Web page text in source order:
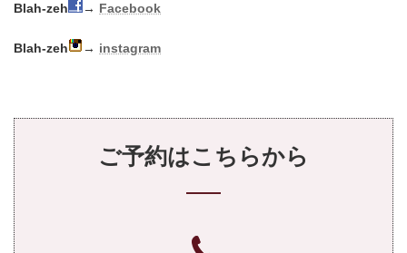
Blah-zeh → Facebook
Blah-zeh → instagram
ご予約はこちらから